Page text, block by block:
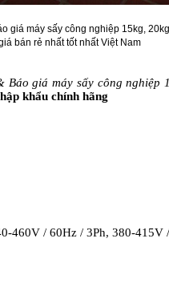
giá máy sấy công nghiệp 15kg,
bán rẻ nhất tốt nhất Việt Nam
Báo giá máy sấy công nghiệp
khẩu chính hãng
460V / 60Hz / 3Ph, 380-415V